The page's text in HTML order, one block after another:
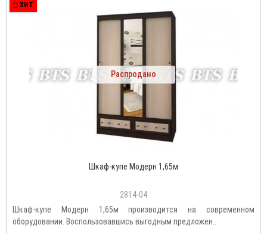
ХИТ
Распродано
Шкаф-купе Модерн 1,65м
2814-04
Шкаф-купе Модерн 1,65м производится на современном
оборудовании. Воспользовавшись выгодным предложен..